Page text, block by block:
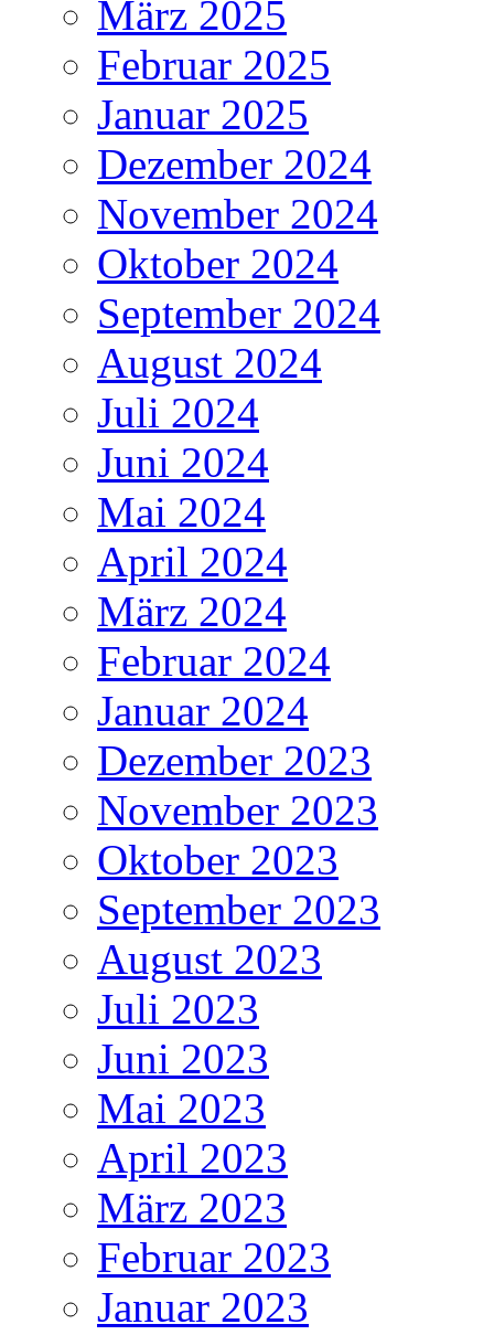
März 2025
Februar 2025
Januar 2025
Dezember 2024
November 2024
Oktober 2024
September 2024
August 2024
Juli 2024
Juni 2024
Mai 2024
April 2024
März 2024
Februar 2024
Januar 2024
Dezember 2023
November 2023
Oktober 2023
September 2023
August 2023
Juli 2023
Juni 2023
Mai 2023
April 2023
März 2023
Februar 2023
Januar 2023